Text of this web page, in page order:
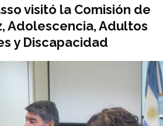
visitó la Comisión de
Adolescencia, Adultos
y Discapacidad